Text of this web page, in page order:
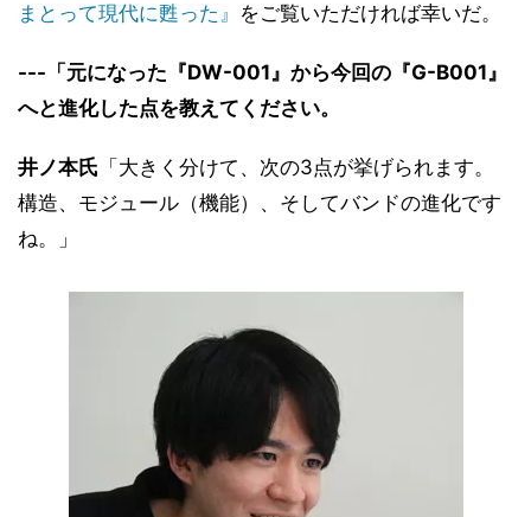
まとって現代に甦った』 をご覧いただければ幸いだ。
---「元になった『DW-001』から今回の『G-B001』
へと進化した点を教えてください。
井ノ本氏 「大きく分けて、次の3点が挙げられます。
構造、モジュール（機能）、そしてバンドの進化です
ね。」